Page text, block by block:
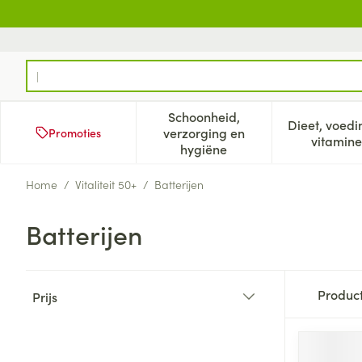
Product, merk, categorie...
Promoties
Schoonheid,
verzorging en
hygiëne
Toon submenu voor
Dieet,
Home / Vitaliteit 50+ / Batterijen
Batterijen
Prijs